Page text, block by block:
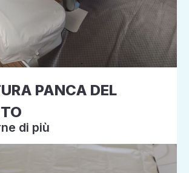
PANCA DEL
di più